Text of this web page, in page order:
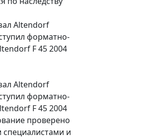
Altendorf
форматно-
F 45 2004
Altendorf
форматно-
F 45 2004
проверено
и